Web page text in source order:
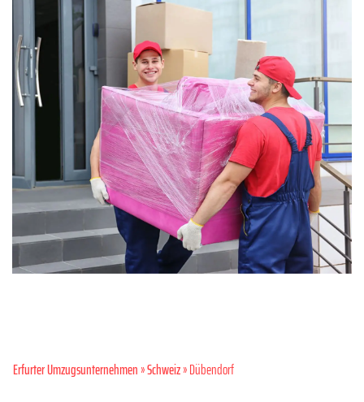
Erfurter Umzugsunternehmen»Schweiz» Dübendorf